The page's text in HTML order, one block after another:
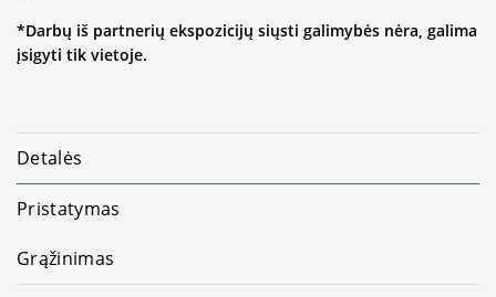
*Darbų iš partnerių ekspozicijų siųsti galimybės nėra, galima
įsigyti tik vietoje.
Detalės
Pristatymas
Grąžinimas